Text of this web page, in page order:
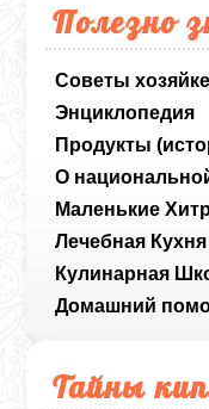
Полезно
Советы хозяйке
Энциклопедия
Продукты
О
Маленькие
Лечебная Кухня
Кулинарная
Домашний
Тайны